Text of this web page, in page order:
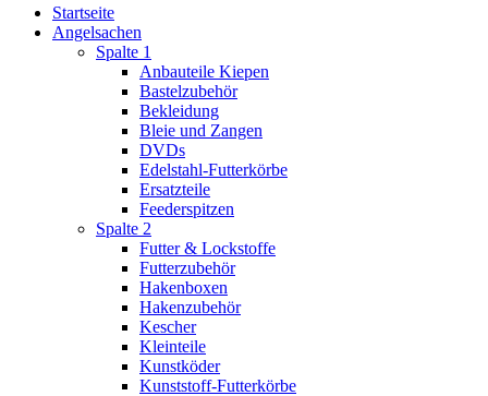
Startseite
Angelsachen
Spalte 1
Anbauteile Kiepen
Bastelzubehör
Bekleidung
Bleie und Zangen
DVDs
Edelstahl-Futterkörbe
Ersatzteile
Feederspitzen
Spalte 2
Futter & Lockstoffe
Futterzubehör
Hakenboxen
Hakenzubehör
Kescher
Kleinteile
Kunstköder
Kunststoff-Futterkörbe